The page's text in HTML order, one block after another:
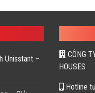
Unisstant –
CÔNG
HOUSES
Hotline